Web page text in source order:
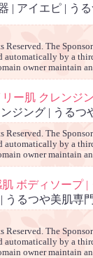
| アイエピ | う
The
automatically by a
owner maintain
リー肌 クレンジ
ジング | うるつ
The
automatically by a
owner maintain
ボディソープ |
うるつや美肌専
The
automatically by a
owner maintain